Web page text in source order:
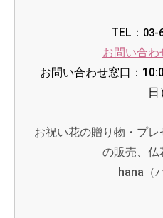
TEL： 03-
お問い合わ
お問い合わせ窓口：
日
お祝い花の贈り物・プ
の販売、仏
hana（